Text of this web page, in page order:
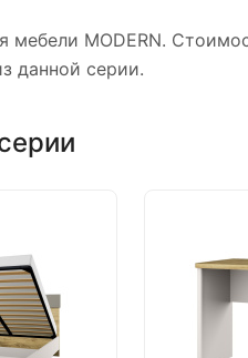
мебели MODERN.
данной серии.